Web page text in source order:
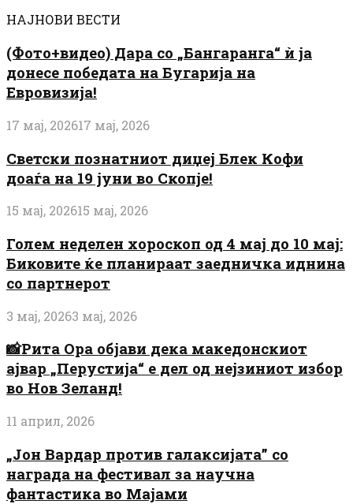
НАЈНОВИ ВЕСТИ
(Фото+видео) Дара со „Бангаранга“ ѝ ја
донесе победата на Бугарија на
Евровизија!
17 мај, 202617 мај, 2026
Светски познатниот диџеј Блек Кофи
доаѓа на 19 јуни во Скопје!
15 мај, 202615 мај, 2026
Голем неделен хороскоп од 4 мај до 10 мај:
Биковите ќе планираат заедничка иднина
со партнерот
3 мај, 20263 мај, 2026
📸Рита Ора објави дека македонскиот
ајвар „Перустија“ е дел од нејзиниот избор
во Нов Зеланд!
11 април, 2026
„Јон Вардар против галаксијата” со
награда на фестивал за научна
фантастика во Мајами